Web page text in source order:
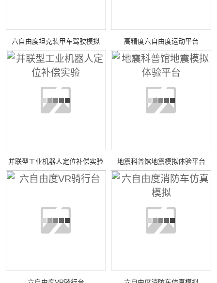
六自由度坦克装甲车驾驶模拟 高精度六自由度运动平台
并联型工业机器人定位补偿实验 地震科普馆地震模拟体验平台